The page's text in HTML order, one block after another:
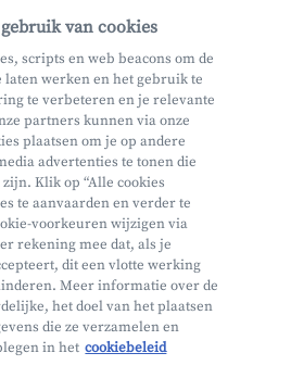
van CDZ
van cookies
scripts en web beacons om de
werken en het gebruik te
te verbeteren en je relevante
partners kunnen via onze
plaatsen om je op andere
advertenties te tonen die
Klik op “Alle cookies
te aanvaarden en verder te
voorkeuren wijzigen via
rekening mee dat, als je
dit een vlotte werking
Meer informatie over de
het doel van het plaatsen
die ze verzamelen en
in het cookiebeleid